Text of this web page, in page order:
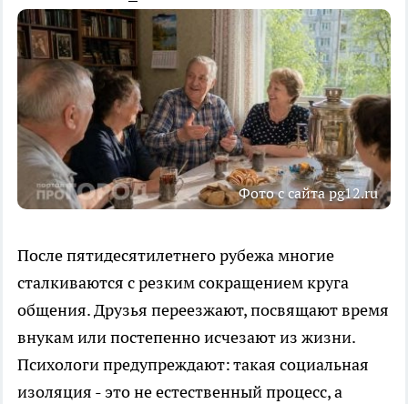
Фото с сайта pg12.ru
После пятидесятилетнего рубежа многие
сталкиваются с резким сокращением круга
общения. Друзья переезжают, посвящают время
внукам или постепенно исчезают из жизни.
Психологи предупреждают: такая социальная
изоляция - это не естественный процесс, а